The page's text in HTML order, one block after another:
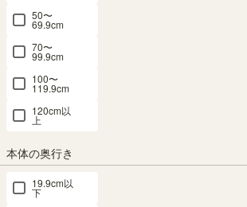
50〜
69.9cm
70〜
99.9cm
100〜
119.9cm
120cm以
上
本体の奥行き
19.9cm以
下
ルチカ：LTK-9045-YL
SOLD OUT
メルマガ or LINE登録で5%OFFクーポン進呈中！
¥ 1,980
送料個別 ¥500